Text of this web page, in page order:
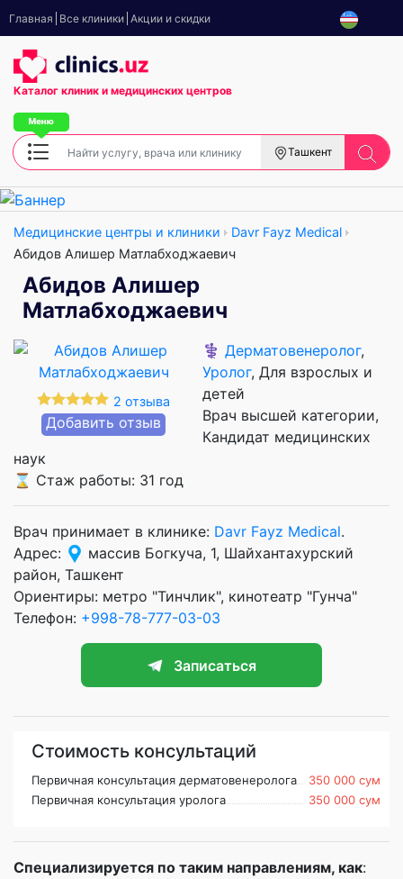
Главная Все клиники Акции и скидки
Каталог клиник и медицинских центров
Ташкент
Медицинские центры и клиники
Davr Fayz Medical
Абидов Алишер Матлабходжаевич
Абидов Алишер
Матлабходжаевич
2 отзыва
Добавить отзыв
⚕️ Дерматовенеролог,
Уролог, Для взрослых и
детей
Врач высшей категории
Кандидат медицинских
наук
⌛ Стаж работы: 31 год
Врач принимает в клинике: Davr Fayz Medical.
Адрес:
массив Богкуча, 1, Шайхантахурский
район, Ташкент
Ориентиры: метро "Тинчлик", кинотеатр "Гунча"
Телефон: +998-78-777-03-03
Записаться
Стоимость консультаций
Первичная консультация дерматовенеролога
350 000 сум
Первичная консультация уролога
350 000 сум
Специализируется по таким направлениям, как: